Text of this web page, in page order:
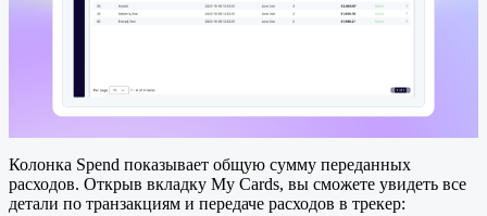
Колонка Spend показывает общую сумму переданных
расходов. Открыв вкладку My Cards, вы сможете увидеть все
детали по транзакциям и передаче расходов в трекер: